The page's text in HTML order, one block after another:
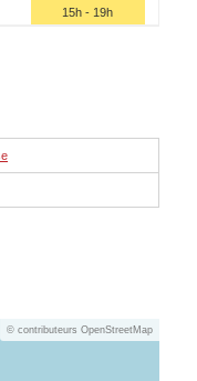
15h - 19h
© contributeurs OpenStreetMap